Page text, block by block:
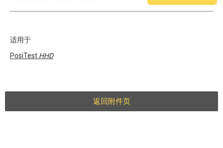
适用于
PosiTest HHD
返回附件页